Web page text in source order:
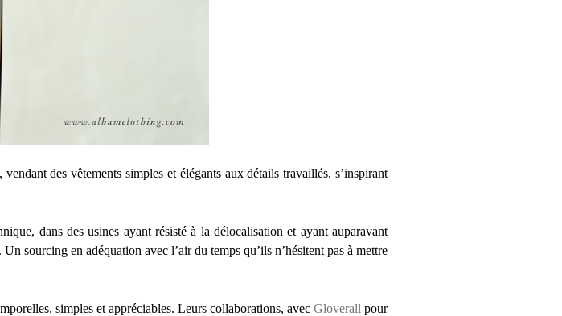
des vêtements simples et élégants aux détails travaillés, s’inspirant
dans des usines ayant résisté à la délocalisation et ayant auparavant
sourcing en adéquation avec l’air du temps qu’ils n’hésitent pas à mettre
simples et appréciables. Leurs collaborations, avec Gloverall pour